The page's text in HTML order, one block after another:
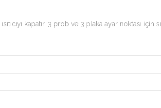
kapatır, 3 prob ve 3 plaka ayar noktası